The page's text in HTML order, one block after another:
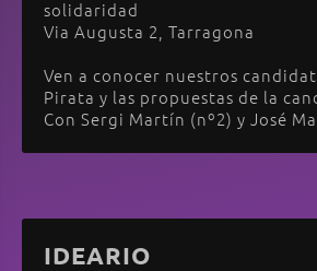
solidaridad
Via Augusta 2, Tarragona
Ven a conocer nuestros
Pirata y las propuestas de la
Con Sergi Martín (nº2) y José
IDEARIO